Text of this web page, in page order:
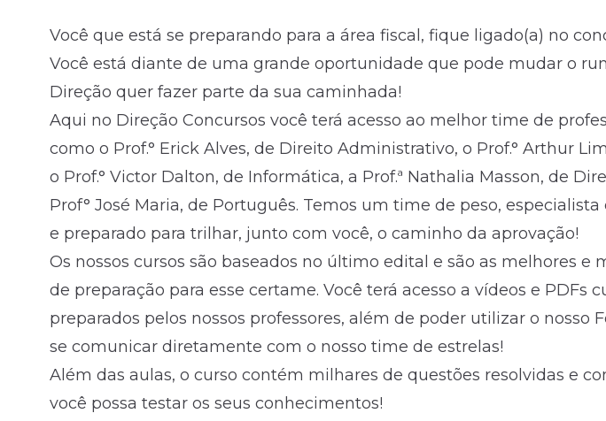
Fale com o time comercial
Você que está se preparando para a área fiscal, fique ligado(a) no
Você está diante de uma grande oportunidade que pode mudar o
Direção quer fazer parte da sua caminhada!
Aqui no Direção Concursos você terá acesso ao melhor time de
como o Prof.° Erick Alves, de Direito Administrativo, o Prof.° Arthur
o Prof.° Victor Dalton, de Informática, a Prof.ª Nathalia Masson, de
Prof° José Maria, de Português. Temos um time de peso,
e preparado para trilhar, junto com você, o caminho da aprovação!
Os nossos cursos são baseados no último edital e são as melhores e
de preparação para esse certame. Você terá acesso a vídeos e PDFs
preparados pelos nossos professores, além de poder utilizar o nosso
se comunicar diretamente com o nosso time de estrelas!
Além das aulas, o curso contém milhares de questões resolvidas e
você possa testar os seus conhecimentos!